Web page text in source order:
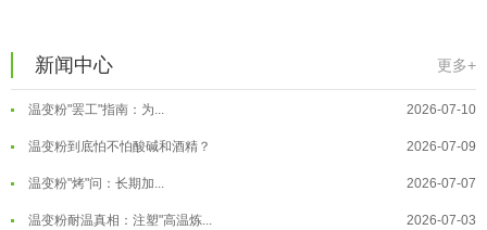
新闻中心 更多+
温变粉大批量保存指南｜做对这几步... 2026-07-17
温变粉"罢工"指南：为... 2026-07-10
温变粉到底怕不怕酸碱和酒精？ 2026-07-09
温变粉"烤"问：长期加... 2026-07-07
温变粉耐温真相：注塑"高温炼... 2026-07-03